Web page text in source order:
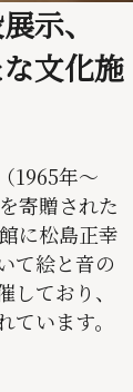
示、
文化施
1965年～
寄贈された
に松島正幸
て絵と音の
ており、
います。